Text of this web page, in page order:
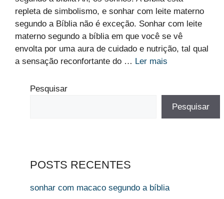
repleta de simbolismo, e sonhar com leite materno
segundo a Bíblia não é exceção. Sonhar com leite
materno segundo a bíblia em que você se vê
envolta por uma aura de cuidado e nutrição, tal qual
a sensação reconfortante do … Ler mais
Pesquisar
Pesquisar
POSTS RECENTES
sonhar com macaco segundo a bíblia